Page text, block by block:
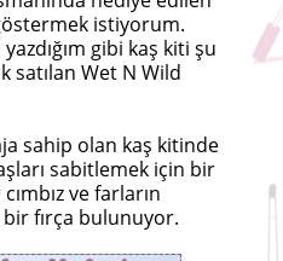
istiyorum.
gibi kaş kiti şu
satılan Wet N Wild
sahip olan kaş kitinde
sabitlemek için bir
ve farların
fırça bulunuyor.